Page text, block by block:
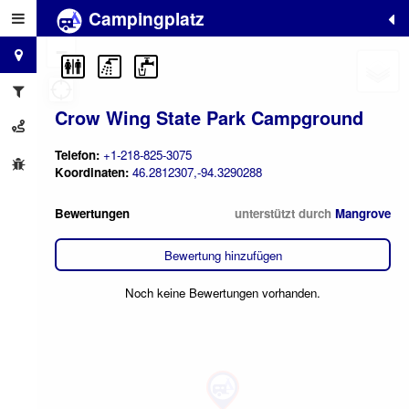
Campingplatz
Crow Wing State Park Campground
Telefon: +1-218-825-3075
Koordinaten: 46.2812307,-94.3290288
Bewertungen unterstützt durch Mangrove
Bewertung hinzufügen
Noch keine Bewertungen vorhanden.
+
−